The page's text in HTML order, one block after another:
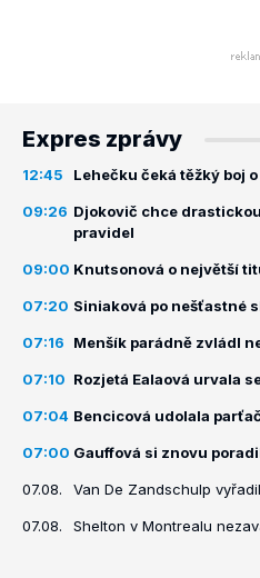
Expres zprávy
12:45 Lehečku čeká těžký boj
09:26 Djokovič chce
pravidel
09:00 Knutsonová o největší
07:20 Siniaková po nešťastné
07:16 Menšík parádně zvládl
07:10 Rozjetá Ealaová urvala
07:04 Bencicová udolala
07:00 Gauffová si znovu
07.08. Van De Zandschulp
07.08. Shelton v Montrealu